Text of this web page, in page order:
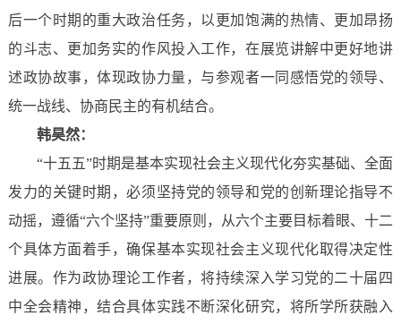
后一个时期的重大政治任务，以更加饱满的热情、更加昂扬
的斗志、更加务实的作风投入工作，在展览讲解中更好地讲
述政协故事，体现政协力量，与参观者一同感悟党的领导、
统一战线、协商民主的有机结合。
韩昊然：
“十五五”时期是基本实现社会主义现代化夯实基础、全面
发力的关键时期，必须坚持党的领导和党的创新理论指导不
动摇，遵循“六个坚持”重要原则，从六个主要目标着眼、十二
个具体方面着手，确保基本实现社会主义现代化取得决定性
进展。作为政协理论工作者，将持续深入学习党的二十届四
中全会精神，结合具体实践不断深化研究，将所学所获融入